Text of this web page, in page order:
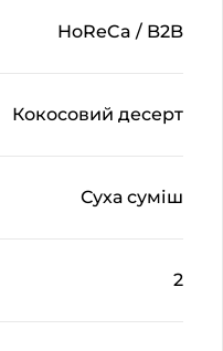
HoReCa / B2B
Кокосовий десерт
Суха суміш
2